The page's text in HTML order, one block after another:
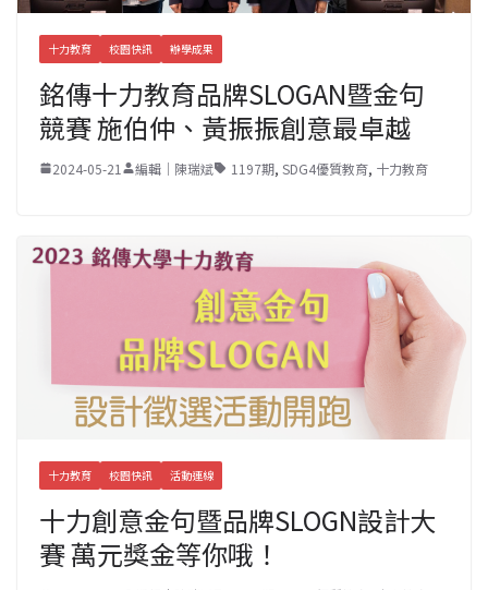
十力教育 校園快訊 辦學成果
銘傳十力教育品牌SLOGAN暨金句
競賽 施伯仲、黃振振創意最卓越
2024-05-21 編輯｜陳瑞斌 1197期, SDG4優質教育, 十力教育
十力教育 校園快訊 活動連線
十力創意金句暨品牌SLOGN設計大
賽 萬元獎金等你哦！